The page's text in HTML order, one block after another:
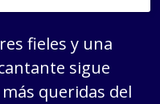
fieles y una
sigue
queridas del